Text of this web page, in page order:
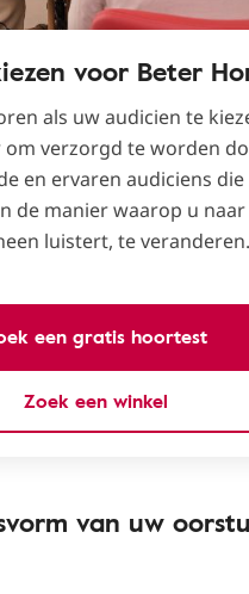
voor Beter
als uw audicien te
om verzorgd te worden
en ervaren audiciens die
de manier waarop u
luistert, te veranderen.
een gratis hoortest
Zoek een winkel
van uw